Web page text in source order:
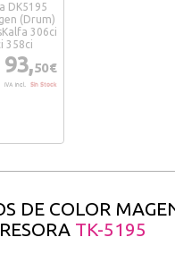
DK5195
(Drum)
306ci
358ci
93,50€
IVA Incl. Sin Stock
DE COLOR
TK-5195